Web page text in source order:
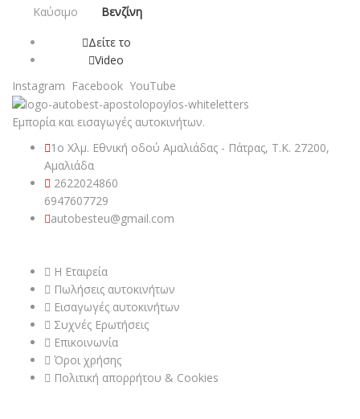
Καύσιμο
Βενζίνη
Δείτε το
Video
Instagram Facebook YouTube
Εμπορία και εισαγωγές αυτοκινήτων.
1ο Χλμ. Εθνική οδού Αμαλιάδας - Πάτρας, Τ.Κ. 27200,
Αμαλιάδα
2622024860
6947607729
autobesteu@gmail.com
Η Εταιρεία
Πωλήσεις αυτοκινήτων
Εισαγωγές αυτοκινήτων
Συχνές Ερωτήσεις
Επικοινωνία
Όροι χρήσης
Πολιτική απορρήτου & Cookies